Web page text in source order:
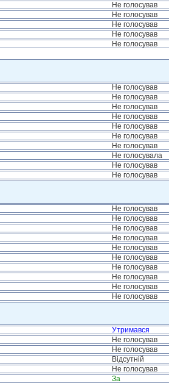
Не голосував
Не голосував
Не голосував
Не голосував
Не голосував
Не голосував
Не голосував
Не голосував
Не голосував
Не голосував
Не голосував
Не голосував
Не голосувала
Не голосував
Не голосував
Не голосував
Не голосував
Не голосував
Не голосував
Не голосував
Не голосував
Не голосував
Не голосував
Не голосував
Не голосував
Утримався
Не голосував
Не голосував
Відсутній
Не голосував
За